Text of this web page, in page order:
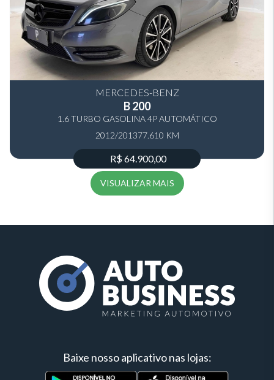
MERCEDES-BENZ
B 200
1.6 TURBO GASOLINA 4P AUTOMÁTICO
2012/201377.610 KM
R$ 64.900,00
VISUALIZAR MAIS
Baixe nosso aplicativo nas lojas: